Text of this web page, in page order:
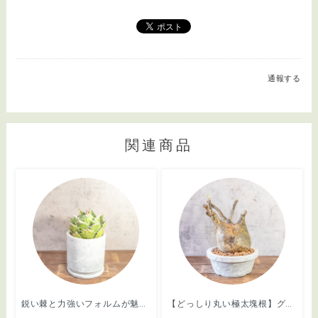
通報する
関連商品
鋭い棘と力強いフォルムが魅力のアガベ・シロアリ（FO-76）。無骨な質感が映える手づくりモルタル鉢。根腐れを防ぐ独自配合の用土｜虫発生抑制（全国一律送料850円） 【どっしり丸い極太塊根】グラキリス。胴回り40cmの圧倒的ボリューム。無骨な「手づくりモルタル鉢」とセットで。｜虫発生抑制（全国一律送料850円）